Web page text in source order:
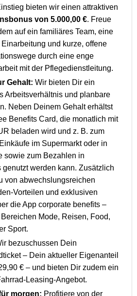
bieten wir einen attraktiven
von 5.000,00 €. Freue
auf ein familiäres Team, eine
und kurze, offene
durch eine enge
mit der Pflegedienstleitung.
Gehalt: Wir bieten Dir ein
Arbeitsverhältnis und planbare
Neben Deinem Gehalt erhältst
Benefits Card, die monatlich mit
beladen wird und z. B. zum
im Supermarkt oder in
sowie zum Bezahlen in
genutzt werden kann. Zusätzlich
von abwechslungsreichen
Vorteilen und exklusiven
die App corporate benefits –
Mode, Reisen, Food,
Sport.
bezuschussen Dein
– Dein aktueller Eigenanteil
€ – und bieten Dir zudem ein
Leasing-Angebot.
morgen: Profitiere von der